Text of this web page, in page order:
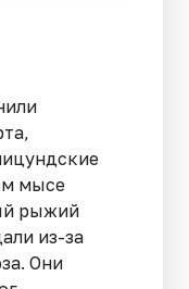
мысе
рыжий
из-за
Они